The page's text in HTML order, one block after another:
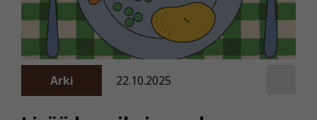
Arki 22.10.2025